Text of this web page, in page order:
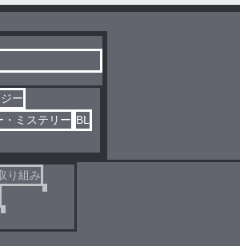
ー
・ミステリー BL
り組み